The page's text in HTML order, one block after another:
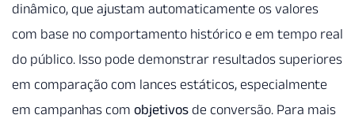
dinâmico, que ajustam automaticamente os valores
com base no comportamento histórico e em tempo real
do público. Isso pode demonstrar resultados superiores
em comparação com lances estáticos, especialmente
em campanhas com objetivos de conversão. Para mais